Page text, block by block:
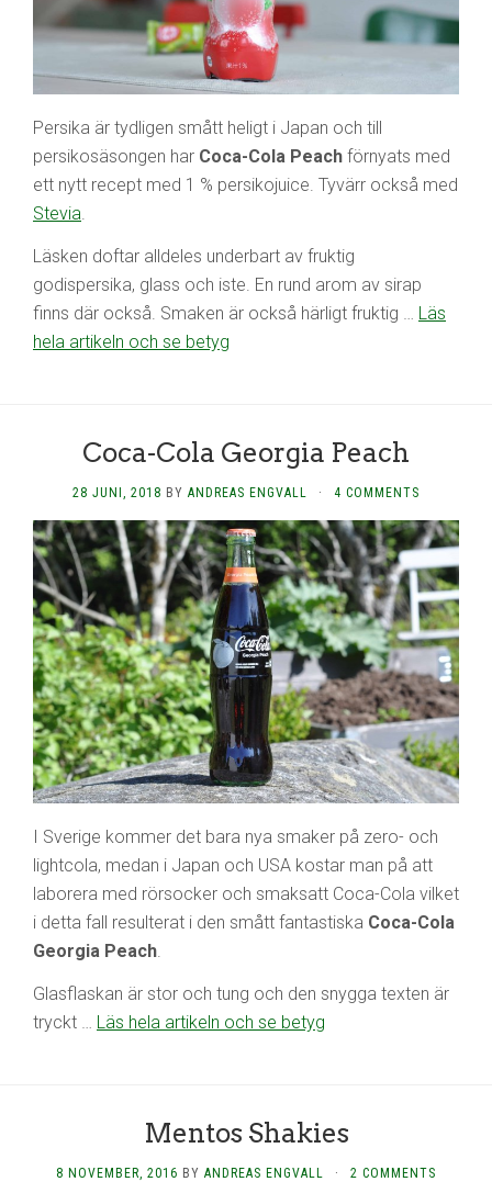
Persika är tydligen smått heligt i Japan och till
persikosäsongen har Coca-Cola Peach förnyats med
ett nytt recept med 1 % persikojuice. Tyvärr också med
Stevia.
Läsken doftar alldeles underbart av fruktig
godispersika, glass och iste. En rund arom av sirap
finns där också. Smaken är också härligt fruktig … Läs
hela artikeln och se betyg
Coca-Cola Georgia Peach
28 JUNI, 2018 BY ANDREAS ENGVALL · 4 COMMENTS
I Sverige kommer det bara nya smaker på zero- och
lightcola, medan i Japan och USA kostar man på att
laborera med rörsocker och smaksatt Coca-Cola vilket
i detta fall resulterat i den smått fantastiska Coca-Cola
Georgia Peach
Glasflaskan är stor och tung och den snygga texten är
tryckt … Läs hela artikeln och se betyg
Mentos Shakies
8 NOVEMBER, 2016 BY ANDREAS ENGVALL · 2 COMMENTS